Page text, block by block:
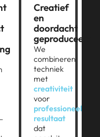
–
Creatief
en
doordacht
geproduceerd
We
combineren
techniek
met
creativiteit
voor
professioneel
resultaat
dat